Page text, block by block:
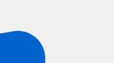
Курсы валют